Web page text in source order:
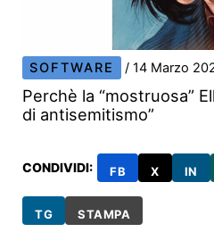
SOFTWARE /14 Marzo
Perchè la “mostruosa”
di antisemitismo”
CONDIVIDI: FB X IN
TG STAMPA